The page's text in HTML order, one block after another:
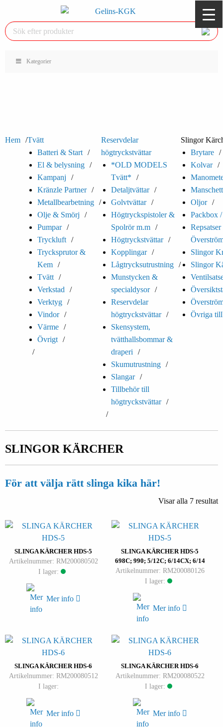
Kategorier
Hem
Tvätt
Batteri & Start
El & belysning
Kampanj
Kränzle Partner
Metallbearbetning
Olje & Smörj
Pumpar
Tryckluft
Trycksprutor &
Kem
Tvätt
Verkstad
Verktyg
Vindor
Värme
Övrigt
Reservdelar
högtryckstvättar
*OLD MODELS
Tvätt*
Detaljtvättar
Golvtvättar
Högtryckspistoler &
Spolrör m.m
Högtryckstvättar
Kopplingar
Lågtrycksutrustning
Munstycken &
specialdysor
Reservdelar
högtryckstvättar
Skensystem,
tvätthallsbommar &
draperi
Skumutrustning
Slangar
Tillbehör till
högtryckstvättar
Slingor
Brytare
Kolvar
Oljor
Packbox
Slingor
Slingor
Övriga
SLINGOR KÄRCHER
För att välja rätt slinga kika här!
Visar alla 7 resultat
SLINGA KÄRCHER HDS-5
Artikelnummer: RM200080502
I lager:
Mer info
SLINGA KÄRCHER HDS-5
698C; 990; 5/12C; 6/14CX; 6/14
Artikelnummer: RM200080126
I lager:
Mer info
SLINGA KÄRCHER HDS-6
Artikelnummer: RM200080512
I lager:
Mer info
SLINGA KÄRCHER HDS-6
Artikelnummer: RM200080522
I lager:
Mer info